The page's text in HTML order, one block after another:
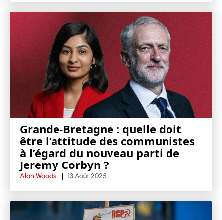
Grande-Bretagne : quelle doit
être l’attitude des communistes
à l’égard du nouveau parti de
Jeremy Corbyn ?
Alan Woods 13 Août 2025